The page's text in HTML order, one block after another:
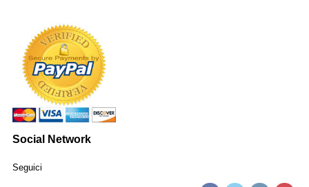
Social Network
Seguici